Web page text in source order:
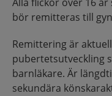
bör remitteras till
Remittering är
pubertetsutveckling
barnläkare. Är
sekundära